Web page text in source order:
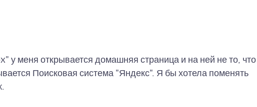
меня открывается домашняя страница и на ней не то, что
Поисковая система "Яндекс". Я бы хотела поменять